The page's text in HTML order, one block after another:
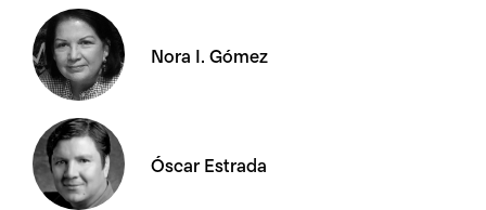
Nora I. Gómez
Óscar Estrada